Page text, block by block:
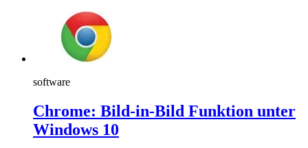
software
Chrome: Bild-in-Bild Funktion unter
Windows 10